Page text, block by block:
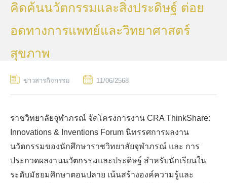
คิดค้นนวัตกรรมและสิ่งประดิษฐ์ ต่อย
อดทางการแพทย์และวิทยาศาสตร์
สุขภาพ
ข่าวสารกิจกรรม 11/06/2568
ราชวิทยาลัยจุฬาภรณ์ จัดโครงการงาน CRA ThinkShare:
Innovations & Inventions Forum นิทรรศการผลงาน
นวัตกรรมของนักศึกษาราชวิทยาลัยจุฬาภรณ์ และ การ
ประกวดผลงานนวัตกรรมและประดิษฐ์ สำหรับนักเรียนใน
ระดับมัธยมศึกษาตอนปลาย เน้นสร้างองค์ความรู้และ